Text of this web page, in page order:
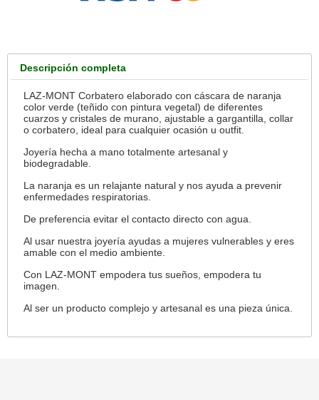
Descripción completa
LAZ-MONT Corbatero elaborado con cáscara de naranja
color verde (teñido con pintura vegetal) de diferentes
cuarzos y cristales de murano, ajustable a gargantilla, collar
o corbatero, ideal para cualquier ocasión u outfit.
Joyería hecha a mano totalmente artesanal y
biodegradable.
La naranja es un relajante natural y nos ayuda a prevenir
enfermedades respiratorias.
De preferencia evitar el contacto directo con agua.
Al usar nuestra joyería ayudas a mujeres vulnerables y eres
amable con el medio ambiente.
Con LAZ-MONT empodera tus sueños, empodera tu
imagen.
Al ser un producto complejo y artesanal es una pieza única.